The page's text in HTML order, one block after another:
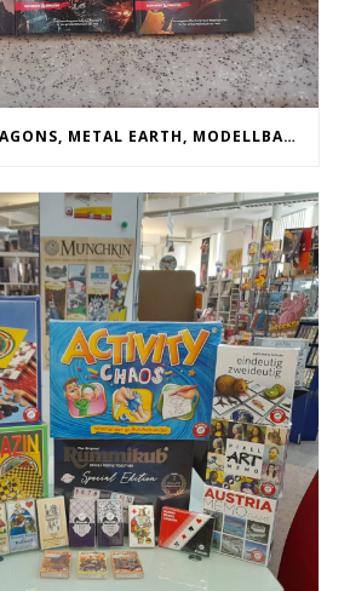
DUNGEONS & DRAGONS, METAL EARTH, MODELLBAU, STAR WARS, HARRY POTTER, BANG THE DICE GAME, ECLIPSE, YU GI OH!, SLEEVES, ROLLENSPIELE